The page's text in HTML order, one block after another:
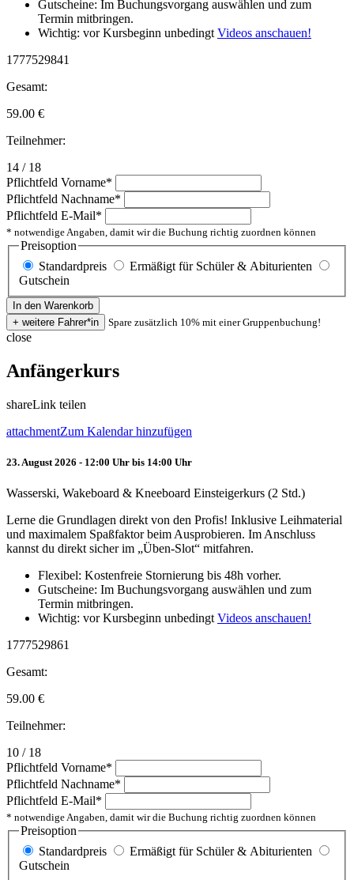
Gutscheine: Im Buchungsvorgang auswählen und zum
Termin mitbringen.
Wichtig: vor Kursbeginn unbedingtVideos anschauen!
1777529841
Gesamt:
59.00 €
Teilnehmer:
14 / 18
Pflichtfeld Vorname*
Pflichtfeld Nachname*
Pflichtfeld E-Mail*
* notwendige Angaben, damit wir die Buchung richtig zuordnen können
Preisoption
Standardpreis
Ermäßigt für Schüler & Abiturienten
Gutschein
Spare zusätzlich 10% mit einer Gruppenbuchung!
close
Anfängerkurs
shareLink teilen
attachmentZum Kalendar hinzufügen
23. August 2026 - 12:00 Uhr bis 14:00 Uhr
Wasserski, Wakeboard & Kneeboard Einsteigerkurs (2 Std.)
Lerne die Grundlagen direkt von den Profis! Inklusive Leihmaterial
und maximalem Spaßfaktor beim Ausprobieren. Im Anschluss
kannst du direkt sicher im „Üben-Slot“ mitfahren.
Flexibel: Kostenfreie Stornierung bis 48h vorher.
Gutscheine: Im Buchungsvorgang auswählen und zum
Termin mitbringen.
Wichtig: vor Kursbeginn unbedingt Videos anschauen!
1777529861
Gesamt:
59.00 €
Teilnehmer:
10 / 18
Pflichtfeld Vorname*
Pflichtfeld Nachname*
Pflichtfeld E-Mail*
* notwendige Angaben, damit wir die Buchung richtig zuordnen können
Preisoption
Standardpreis
Ermäßigt für Schüler & Abiturienten
Gutschein